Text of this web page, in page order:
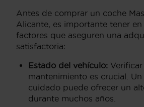
Antes de comprar un coche
Alicante, es importante tener
factores que aseguren una
satisfactoria:
Estado del vehículo:
mantenimiento es crucial.
cuidado puede ofrecer un
durante muchos años.